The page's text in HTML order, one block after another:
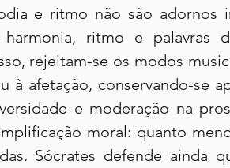
e ritmo não são adornos
ritmo e palavras
rejeitam-se os modos
à afetação, conservando-se
e moderação na
moral: quanto
Sócrates defende ainda